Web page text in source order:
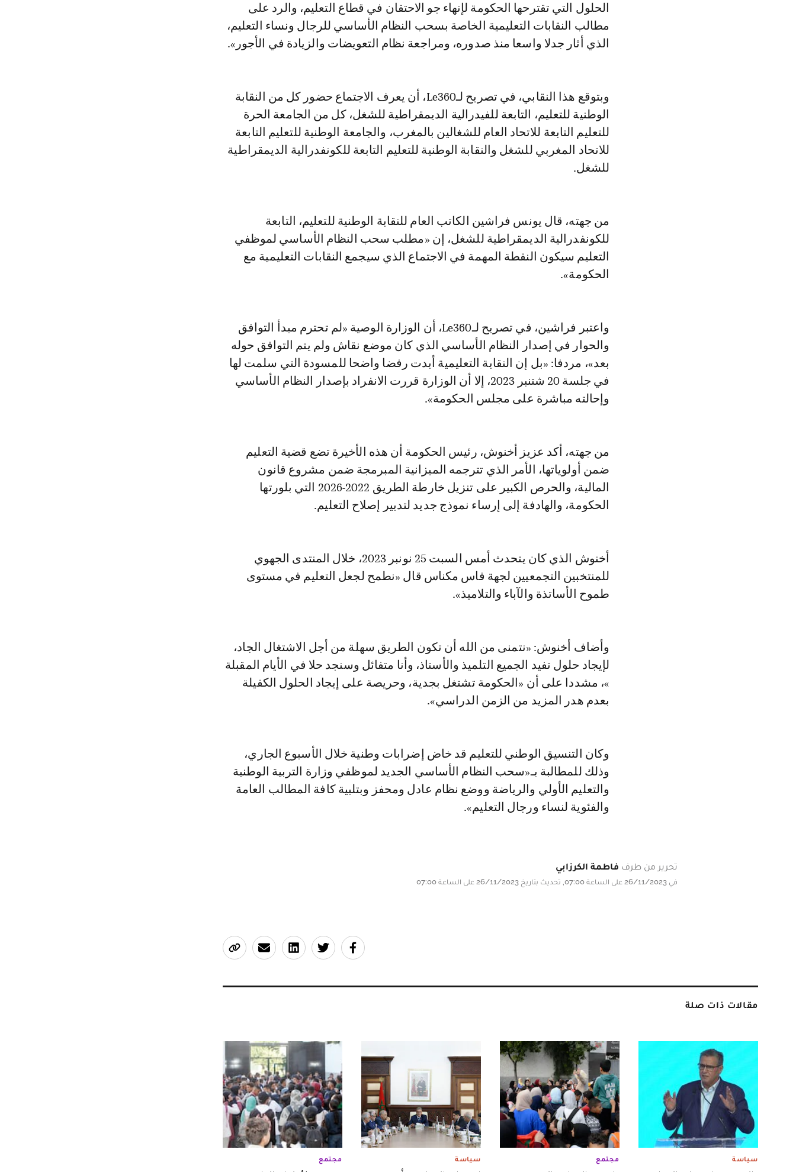
الحلول التي تقترحها الحكومة لإنهاء جو الاحتقان في قطاع التعليم، والرد على
مطالب النقابات التعليمية الخاصة بسحب النظام الأساسي للرجال ونساء التعليم،
الذي أثار جدلا واسعا منذ صدوره، ومراجعة نظام التعويضات والزيادة في الأجور».
وبتوقع هذا النقابي، في تصريح لـLe360، أن يعرف الاجتماع حضور كل من النقابة
الوطنية للتعليم، التابعة للفيدرالية الديمقراطية للشغل، كل من الجامعة الحرة
للتعليم التابعة للاتحاد العام للشغالين بالمغرب، والجامعة الوطنية للتعليم التابعة
للاتحاد المغربي للشغل والنقابة الوطنية للتعليم التابعة للكونفدرالية الديمقراطية
للشغل.
من جهته، قال يونس فراشين الكاتب العام للنقابة الوطنية للتعليم، التابعة
للكونفدرالية الديمقراطية للشغل، إن «مطلب سحب النظام الأساسي لموظفي
التعليم سيكون النقطة المهمة في الاجتماع الذي سيجمع النقابات التعليمية مع
الحكومة».
واعتبر فراشين، في تصريح لـLe360، أن الوزارة الوصية «لم تحترم مبدأ التوافق
والحوار في إصدار النظام الأساسي الذي كان موضع نقاش ولم يتم التوافق حوله
بعد»، مردفا: «بل إن النقابة التعليمية أبدت رفضا واضحا للمسودة التي سلمت لها
في جلسة 20 شتنبر 2023، إلا أن الوزارة قررت الانفراد بإصدار النظام الأساسي
وإحالته مباشرة على مجلس الحكومة».
من جهته، أكد عزيز أخنوش، رئيس الحكومة أن هذه الأخيرة تضع قضية التعليم
ضمن أولوياتها، الأمر الذي تترجمه الميزانية المبرمجة ضمن مشروع قانون
المالية، والحرص الكبير على تنزيل خارطة الطريق 2022-2026 التي بلورتها
الحكومة، والهادفة إلى إرساء نموذج جديد لتدبير إصلاح التعليم.
أخنوش الذي كان يتحدث أمس السبت 25 نونبر 2023، خلال المنتدى الجهوي
للمنتخبين التجمعيين لجهة فاس مكناس قال «نطمح لجعل التعليم في مستوى
طموح الأساتذة والآباء والتلاميذ».
وأضاف أخنوش: «نتمنى من الله أن تكون الطريق سهلة من أجل الاشتغال الجاد،
لإيجاد حلول تفيد الجميع التلميذ والأستاذ، وأنا متفائل وسنجد حلا في الأيام المقبلة
»، مشددا على أن «الحكومة تشتغل بجدية، وحريصة على إيجاد الحلول الكفيلة
بعدم هدر المزيد من الزمن الدراسي».
وكان التنسيق الوطني للتعليم قد خاض إضرابات وطنية خلال الأسبوع الجاري،
وذلك للمطالبة بـ«سحب النظام الأساسي الجديد لموظفي وزارة التربية الوطنية
والتعليم الأولي والرياضة ووضع نظام عادل ومحفز وبتلبية كافة المطالب العامة
والفئوية لنساء ورجال التعليم».
تحرير من طرف فاطمة الكرزابي
في 26/11/2023 على الساعة 07:00, تحديث بتاريخ 26/11/2023 على الساعة 07:00
مقالات ذات صلة
سياسة مجتمع سياسة مجتمع